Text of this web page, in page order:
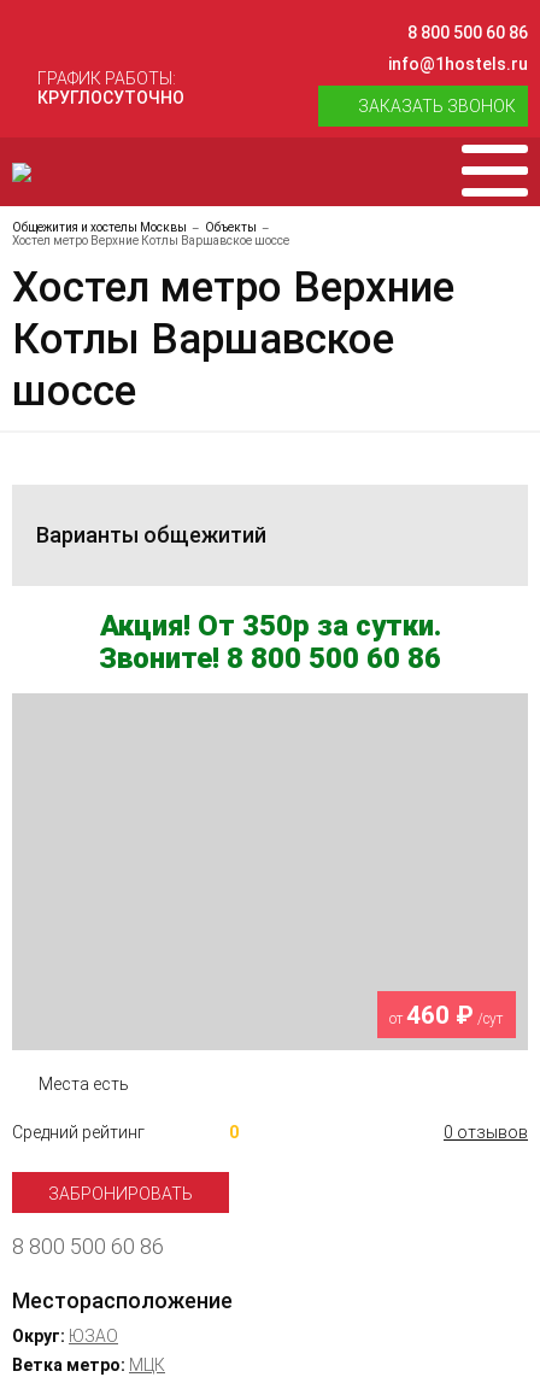
ГРАФИК РАБОТЫ:
КРУГЛОСУТОЧНО
8 800 500 60 86
info@1hostels.ru
ЗАКАЗАТЬ ЗВОНОК
Общежития и хостелы Москвы
Объекты
Хостел метро Верхние Котлы Варшавское шоссе
Хостел метро Верхние
Котлы Варшавское
шоссе
Варианты общежитий
Акция! От 350р за сутки.
Звоните! 8 800 500 60 86
от460 ₽ /сут
Места есть
Средний рейтинг 0 0 отзывов
ЗАБРОНИРОВАТЬ
8 800 500 60 86
Месторасположение
Округ: ЮЗАО
Ветка метро: МЦК